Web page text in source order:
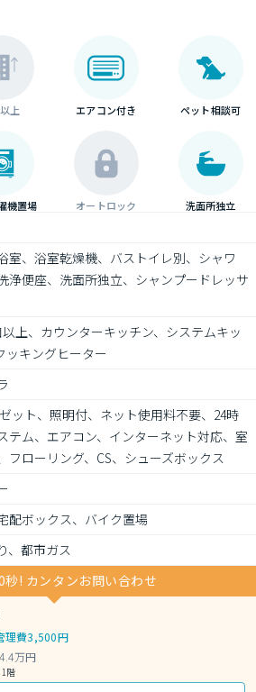
上 エアコン付き ペット相談可
機置場 オートロック 洗面所独立
室、浴室乾燥機、バストイレ別、シャワ
浄便座、洗面所独立、シャンプードレッサ
以上、カウンターキッチン、システムキッ
ッキングヒーター
ット、照明付、ネット使用料不要、24時
テム、エアコン、インターネット対応、室
フローリング、CS、シューズボックス
配ボックス、バイク置場
、都市ガス
秒! カンタンお問い合わせ
理費3,500円
万円
階